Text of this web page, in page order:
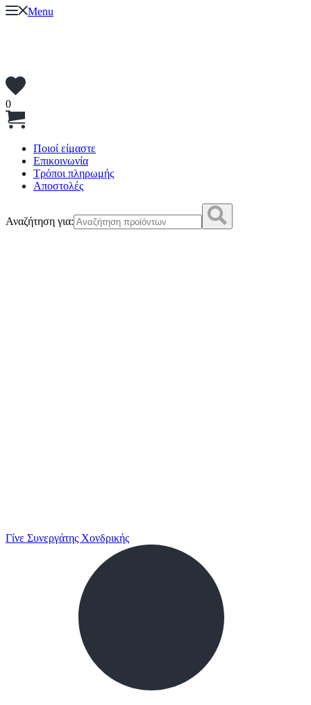
Menu
0
Ποιοί είμαστε
Επικοινωνία
Τρόποι πληρωμής
Αποστολές
Αναζήτηση για:
Γίνε Συνεργάτης Χονδρικής